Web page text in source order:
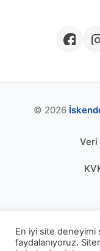
© 2026
Veri
En iyi site deneyimi
faydalanıyoruz.